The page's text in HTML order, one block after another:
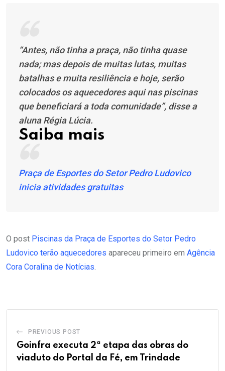
“Antes, não tinha a praça, não tinha quase
nada; mas depois de muitas lutas, muitas
batalhas e muita resiliência e hoje, serão
colocados os aquecedores aqui nas piscinas
que beneficiará a toda comunidade”, disse a
aluna Régia Lúcia.
Saiba mais
Praça de Esportes do Setor Pedro Ludovico
inicia atividades gratuitas
O post Piscinas da Praça de Esportes do Setor Pedro
Ludovico terão aquecedores apareceu primeiro em Agência
Cora Coralina de Notícias
PREVIOUS POST
Goinfra executa 2ª etapa das obras do
viaduto do Portal da Fé, em Trindade